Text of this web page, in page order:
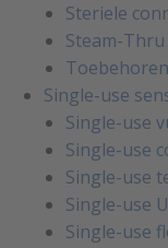
Steriele
Steam-Thru
Single-use
Single-use
Single-use
Single-use
Single-use
Single-use